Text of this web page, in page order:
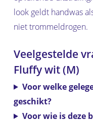
look geldt handwas
niet trommeldrogen.
Veelgestelde
Fluffy wit (M)
Voor welke
geschikt?
Voor wie is deze